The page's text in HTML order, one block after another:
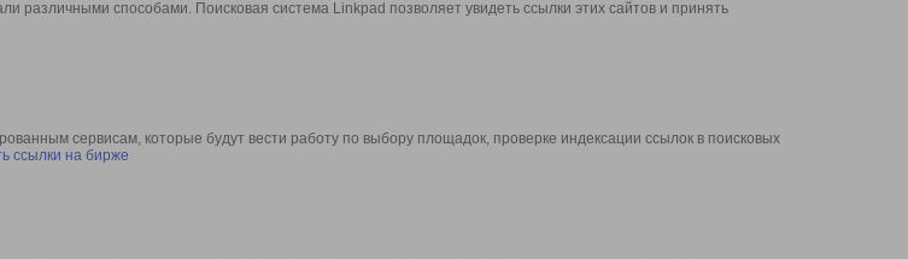
способами. Поисковая система Linkpad позволяет увидеть ссылки этих сайтов и принять
сервисам, которые будут вести работу по выбору площадок, проверке индексации ссылок в поисковых
ссылки на бирже